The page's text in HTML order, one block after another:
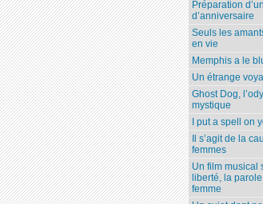
Préparation
d’anniversaire
Seuls les
en vie
Memphis a le
Un étrange
Ghost Dog,
mystique
I put a spell on
Il s’agit de la
femmes
Un film musical
liberté, la
femme